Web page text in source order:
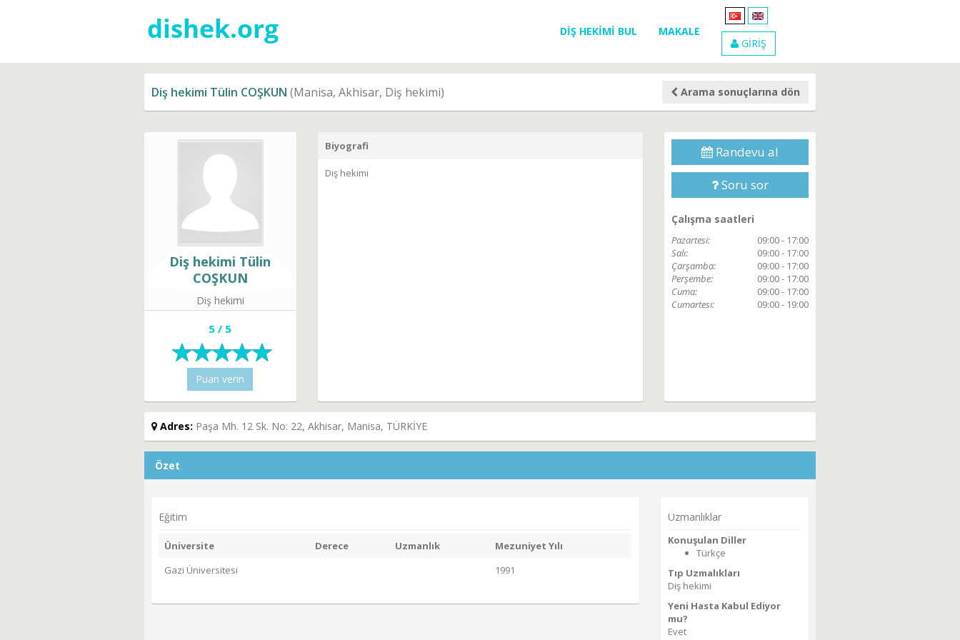
GİRİŞ
DİŞ HEKİMİ BUL MAKALE
Diş hekimi Tülin COŞKUN (Manisa, Akhisar, Diş hekimi) Arama sonuçlarına dön
Diş hekimi Tülin
COŞKUN
Diş hekimi
5 / 5
Puan verin
Randevu al
Soru sor
Çalışma saatleri
Pazartesi:
09:00 - 17:00
Salı:
09:00 - 17:00
Çarşamba:
09:00 - 17:00
Perşembe:
09:00 - 17:00
Cuma:
09:00 - 17:00
Cumartesi:
09:00 - 19:00
Biyografi
Diş hekimi
Adres: Paşa Mh. 12 Sk. No: 22, Akhisar, Manisa, TÜRKİYE
Özet
Uzmanlıklar
Konuşulan Diller
Türkçe
Tıp Uzmalıkları
Diş hekimi
Yeni Hasta Kabul Ediyor
mu?
Evet
Eğitim
Üniversite Derece Uzmanlık
Mezuniyet Yılı
Gazi Üniversitesi
1991